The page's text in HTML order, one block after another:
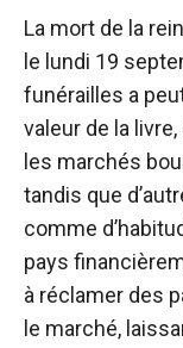
La mort de la
le lundi 19
funérailles a
valeur de la
les marchés
tandis que
comme
pays
à réclamer des
le marché,